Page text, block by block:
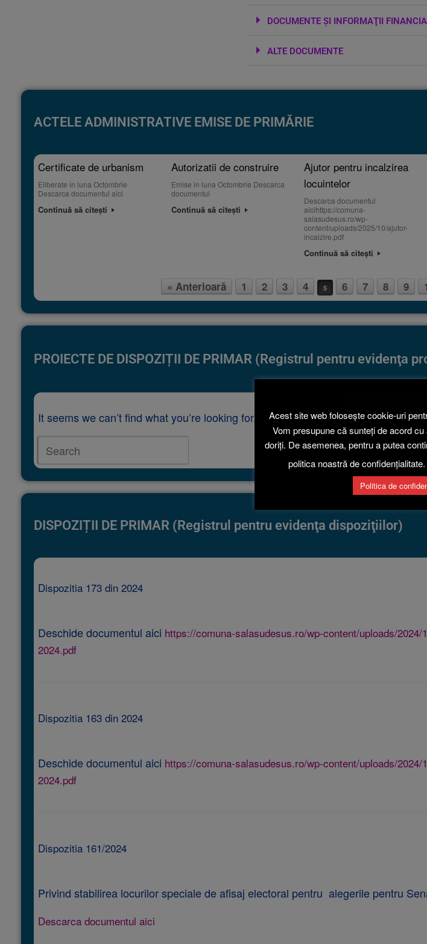
DOCUMENTE ŞI INFORMAŢII
ALTE DOCUMENTE
ACTELE ADMINISTRATIVE EMISE DE PRIMĂRIE
Certificate de urbanism
Eliberate in luna Octombrie
Descarca documentul aici
Continuă să citești
Autorizatii de construire
Emise in luna Octombrie Descarca
documentul
Continuă să citești
Ajutor pentru incalzirea
locuintelor
Descarca documentul
aicihttps://comuna-
salasudesus.ro/wp-
content/uploads/2025/10/ajutor-
incalzire.pdf
Continuă să citești
Post navigation
« Anterioară 1 2 3 4 5 6 7 8 9
PROIECTE DE DISPOZIȚII DE PRIMAR (Registrul pentru evidenţa
It seems we can’t find what you’re looking for. Perhaps searching can help.
DISPOZIȚII DE PRIMAR (Registrul pentru evidenţa dispoziţiilor)
Dispozitia 173 din 2024
Deschide documentul aici https://comuna-salasudesus.ro/wp-content/uploads/2024/
2024.pdf
Dispozitia 163 din 2024
Deschide documentul aici https://comuna-salasudesus.ro/wp-content/uploads/2024/
2024.pdf
Dispozitia 161/2024
Privind stabilirea locurilor speciale de afisaj electoral pentru alegerile pentru
Descarca documentul aici
Acest site web folosește cookie-uri
Vom presupune că sunteți de acord
doriți. De asemenea, pentru a putea
politica noastră de confidențialitate.
Politica de